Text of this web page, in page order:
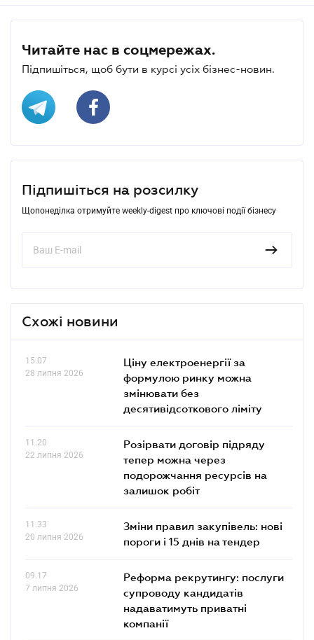
Читайте нас в соцмережах.
Підпишіться, щоб бути в курсі усіх бізнес-новин.
Підпишіться на розсилку
Щопонеділка отримуйте weekly-digest про ключові події бізнесу
Схожі новини
15.07
28 липня 2026
Ціну електроенергії за
формулою ринку можна
змінювати без
десятивідсоткового ліміту
11.20
22 липня 2026
Розірвати договір підряду
тепер можна через
подорожчання ресурсів на
залишок робіт
11.33
20 липня 2026
Зміни правил закупівель: нові
пороги і 15 днів на тендер
09.17
7 липня 2026
Реформа рекрутингу: послуги
супроводу кандидатів
надаватимуть приватні
компанії